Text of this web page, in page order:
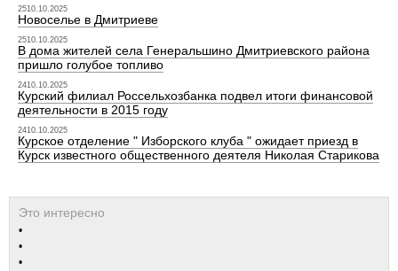
2510.10.2025
Новоселье в Дмитриеве
2510.10.2025
В дома жителей села Генеральшино Дмитриевского района
пришло голубое топливо
2410.10.2025
Курский филиал Россельхозбанка подвел итоги финансовой
деятельности в 2015 году
2410.10.2025
Курское отделение " Изборского клуба " ожидает приезд в
Курск известного общественного деятеля Николая Старикова